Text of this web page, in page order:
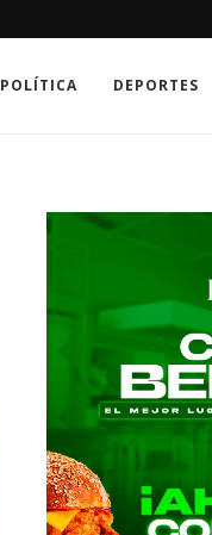
POLÍTICA DEPORTES